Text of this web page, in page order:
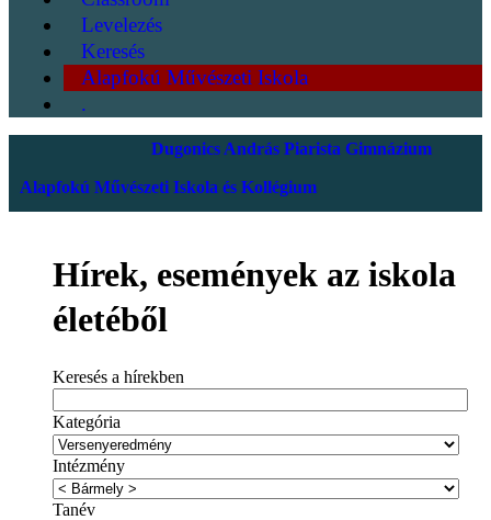
Levelezés
Keresés
Alapfokú Művészeti Iskola
.
Dugonics András Piarista Gimnázium
Alapfokú Művészeti Iskola és Kollégium
Hírek, események az iskola
életéből
Keresés a hírekben
Kategória
Intézmény
Tanév